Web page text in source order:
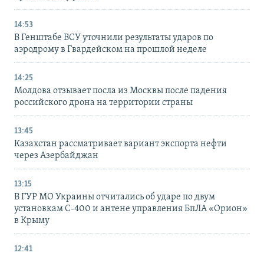
14:53
В Генштабе ВСУ уточнили результаты ударов по
аэродрому в Гвардейском на прошлой неделе
14:25
Молдова отзывает посла из Москвы после падения
российского дрона на территории страны
13:45
Казахстан рассматривает вариант экспорта нефти
через Азербайджан
13:15
В ГУР МО Украины отчитались об ударе по двум
установкам С-400 и антене управления БпЛА «Орион»
в Крыму
12:41